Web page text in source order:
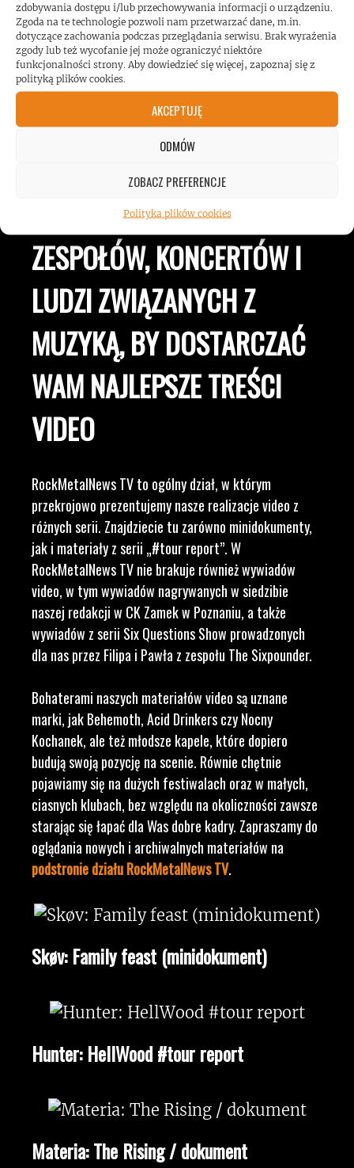
zdobywania dostępu i/lub przechowywania informacji o urządzeniu.
Zgoda na te technologie pozwoli nam przetwarzać dane, m.in.
dotyczące zachowania podczas przeglądania serwisu. Brak wyrażenia
zgody lub też wycofanie jej może ograniczyć niektóre
funkcjonalności strony. Aby dowiedzieć się więcej, zapoznaj się z
polityką plików cookies.
AKCEPTUJĘ
ODMÓW
ZOBACZ PREFERENCJE
Polityka plików cookies
ROCKMETALNEWS TV
JESTEŚMY BLISKO
ZESPOŁÓW, KONCERTÓW I
LUDZI ZWIĄZANYCH Z
MUZYKĄ, BY DOSTARCZAĆ
WAM NAJLEPSZE TREŚCI
VIDEO
RockMetalNews TV to ogólny dział, w którym
przekrojowo prezentujemy nasze realizacje video z
różnych serii. Znajdziecie tu zarówno minidokumenty,
jak i materiały z serii „#tour report”. W
RockMetalNews TV nie brakuje również wywiadów
video, w tym wywiadów nagrywanych w siedzibie
naszej redakcji w CK Zamek w Poznaniu, a także
wywiadów z serii Six Questions Show prowadzonych
dla nas przez Filipa i Pawła z zespołu The Sixpounder.
Bohaterami naszych materiałów video są uznane
marki, jak Behemoth, Acid Drinkers czy Nocny
Kochanek, ale też młodsze kapele, które dopiero
budują swoją pozycję na scenie. Równie chętnie
pojawiamy się na dużych festiwalach oraz w małych,
ciasnych klubach, bez względu na okoliczności zawsze
starając się łapać dla Was dobre kadry. Zapraszamy do
oglądania nowych i archiwalnych materiałów na
podstronie działu RockMetalNews TV.
Skøv: Family feast (minidokument)
Hunter: HellWood #tour report
Materia: The Rising / dokument